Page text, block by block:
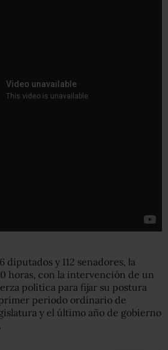
diputados y 112 senadores, la
horas, con la intervención de un
política para fijar su postura
periodo ordinario de
y el último año de gobierno